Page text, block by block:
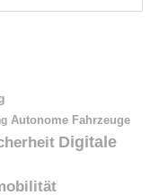
Autonome Fahrzeuge
Digitale